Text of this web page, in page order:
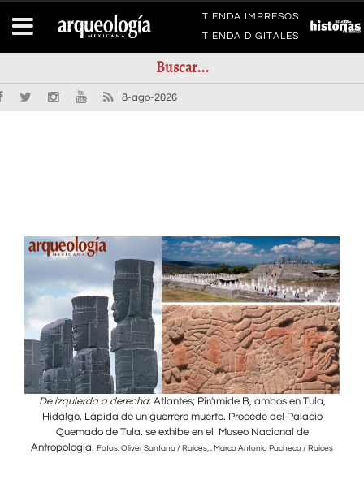
TIENDA IMPRESOS
TIENDA DIGITALES
8-ago-2026
De izquierda a derecha: Atlantes; Pirámide B, ambos en Tula,
Hidalgo. Lápida de un guerrero muerto. Procede del Palacio
Quemado de Tula. se exhibe en el Museo Nacional de
Antropología. Fotos: Oliver Santana / Raíces; : Marco Antonio Pacheco / Raíces